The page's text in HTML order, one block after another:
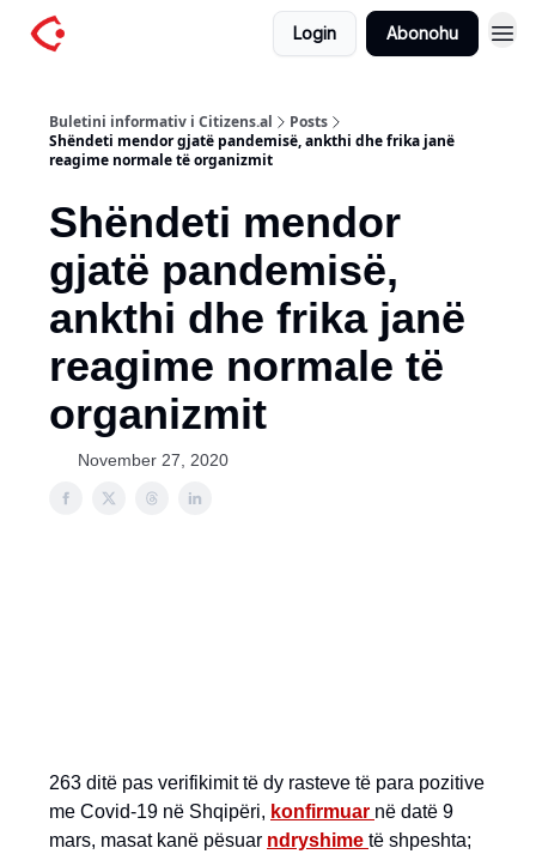
Login Abonohu
Buletini informativ i Citizens.al
Posts
Shëndeti mendor gjatë pandemisë, ankthi dhe frika janë
reagime normale të organizmit
Shëndeti mendor
gjatë pandemisë,
ankthi dhe frika janë
reagime normale të
organizmit
November 27, 2020
263 ditë pas verifikimit të dy rasteve të para pozitive
me Covid-19 në Shqipëri, konfirmuar në datë 9
mars, masat kanë pësuar ndryshime të shpeshta;